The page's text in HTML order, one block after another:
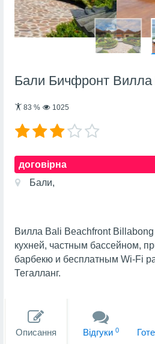
Бали Бичфронт Вилла
83 % 1025
договірна
Бали,
Вилла Bali Beachfront Billabong
кухней, частным бассейном,
барбекю и бесплатным Wi-Fi
Тегалланг.
Описання Вiдгуки 0